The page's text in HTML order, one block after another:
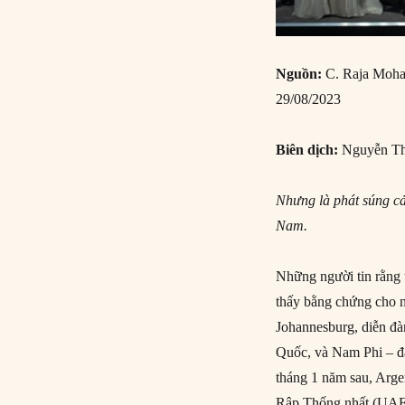
Nguồn:C. Raja
29/08/2023
Biên dịch:Nguyễn
Nhưng là phát súng
Nam.
Những người tin rằng
thấy bằng chứng cho
Johannesburg, diễn
Quốc, và Nam Phi –
tháng 1 năm sau,